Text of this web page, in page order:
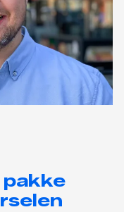
pakke